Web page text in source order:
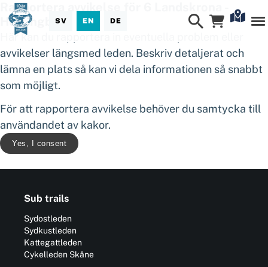
SV EN DE
Rapportera avvikelse för 6 Landskrona -
Helsingborg
Här kan du rapportera in eventuella problem eller
avvikelser längsmed leden. Beskriv detaljerat och
lämna en plats så kan vi dela informationen så snabbt
som möjligt.
För att rapportera avvikelse behöver du samtycka till
användandet av kakor.
Yes, I consent
Sub trails
Sydostleden
Sydkustleden
Kattegattleden
Cykelleden Skåne